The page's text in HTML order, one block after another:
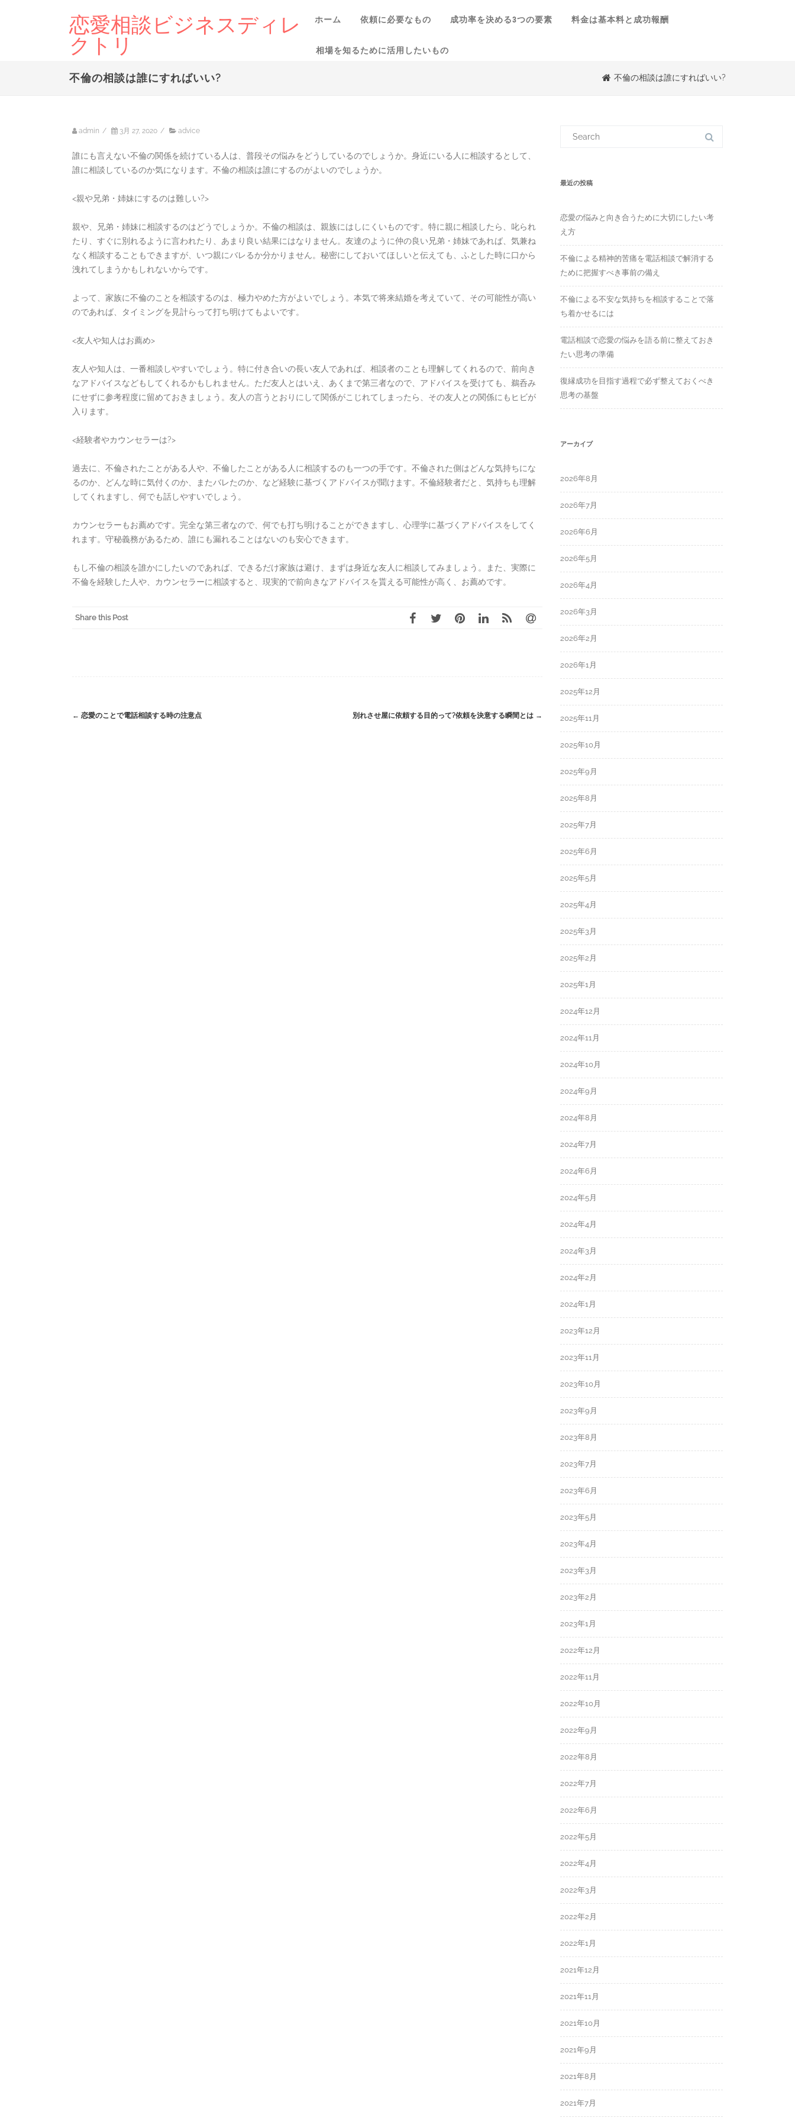
恋愛相談ビジネスディレ
クトリ
ホーム 依頼に必要なもの 成功率を決める3つの要素 料金は基本料と成功報酬
相場を知るために活用したいもの
不倫の相談は誰にすればいい? 不倫の相談は誰にすればいい?
admin / 3月 27, 2020 / advice
誰にも言えない不倫の関係を続けている人は、普段その悩みをどうしているのでしょうか。身近にいる人に相談するとして、
誰に相談しているのか気になります。不倫の相談は誰にするのがよいのでしょうか。
<親や兄弟・姉妹にするのは難しい?>
親や、兄弟・姉妹に相談するのはどうでしょうか。不倫の相談は、親族にはしにくいものです。特に親に相談したら、叱られ
たり、すぐに別れるように言われたり、あまり良い結果にはなりません。友達のように仲の良い兄弟・姉妹であれば、気兼ね
なく相談することもできますが、いつ親にバレるか分かりません。秘密にしておいてほしいと伝えても、ふとした時に口から
洩れてしまうかもしれないからです。
よって、家族に不倫のことを相談するのは、極力やめた方がよいでしょう。本気で将来結婚を考えていて、その可能性が高い
のであれば、タイミングを見計らって打ち明けてもよいです。
<友人や知人はお薦め>
友人や知人は、一番相談しやすいでしょう。特に付き合いの長い友人であれば、相談者のことも理解してくれるので、前向き
なアドバイスなどもしてくれるかもしれません。ただ友人とはいえ、あくまで第三者なので、アドバイスを受けても、鵜呑み
にせずに参考程度に留めておきましょう。友人の言うとおりにして関係がこじれてしまったら、その友人との関係にもヒビが
入ります。
<経験者やカウンセラーは?>
過去に、不倫されたことがある人や、不倫したことがある人に相談するのも一つの手です。不倫された側はどんな気持ちにな
るのか、どんな時に気付くのか、またバレたのか、など経験に基づくアドバイスが聞けます。不倫経験者だと、気持ちも理解
してくれますし、何でも話しやすいでしょう。
カウンセラーもお薦めです。完全な第三者なので、何でも打ち明けることができますし、心理学に基づくアドバイスをしてく
れます。守秘義務があるため、誰にも漏れることはないのも安心できます。
もし不倫の相談を誰かにしたいのであれば、できるだけ家族は避け、まずは身近な友人に相談してみましょう。また、実際に
不倫を経験した人や、カウンセラーに相談すると、現実的で前向きなアドバイスを貰える可能性が高く、お薦めです。
Share this Post
← 恋愛のことで電話相談する時の注意点 別れさせ屋に依頼する目的って?依頼を決意する瞬間とは →
f
o
最近の投稿
恋愛の悩みと向き合うために大切にしたい考
え方
不倫による精神的苦痛を電話相談で解消する
ために把握すべき事前の備え
不倫による不安な気持ちを相談することで落
ち着かせるには
電話相談で恋愛の悩みを語る前に整えておき
たい思考の準備
復縁成功を目指す過程で必ず整えておくべき
思考の基盤
アーカイブ
2026年8月
2026年7月
2026年6月
2026年5月
2026年4月
2026年3月
2026年2月
2026年1月
2025年12月
2025年11月
2025年10月
2025年9月
2025年8月
2025年7月
2025年6月
2025年5月
2025年4月
2025年3月
2025年2月
2025年1月
2024年12月
2024年11月
2024年10月
2024年9月
2024年8月
2024年7月
2024年6月
2024年5月
2024年4月
2024年3月
2024年2月
2024年1月
2023年12月
2023年11月
2023年10月
2023年9月
2023年8月
2023年7月
2023年6月
2023年5月
2023年4月
2023年3月
2023年2月
2023年1月
2022年12月
2022年11月
2022年10月
2022年9月
2022年8月
2022年7月
2022年6月
2022年5月
2022年4月
2022年3月
2022年2月
2022年1月
2021年12月
2021年11月
2021年10月
2021年9月
2021年8月
2021年7月